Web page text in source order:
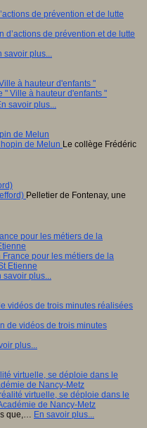
de prévention et de lutte
savoir plus...
à hauteur d'enfants "
savoir plus...
de Melun
Le collège Frédéric
Pelletier de Fontenay, une
pour les métiers de la
savoir plus...
vidéos de trois minutes réalisées
plus...
virtuelle, se déploie dans le
de Nancy-Metz
que,… En savoir plus...